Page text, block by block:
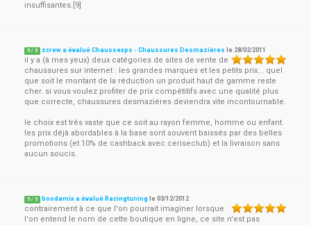
insuffisantes.[9]
5 / 5 zcrew a évalué Chaussexpo - Chaussures Desmazières le 28/02/2011
il y a (à mes yeux) deux catégories de sites de vente de
chaussures sur internet : les grandes marques et les petits prix... quel
que soit le montant de la réduction un produit haut de gamme reste
cher. si vous voulez profiter de prix compétitifs avec une qualité plus
que correcte, chaussures desmazières deviendra vite incontournable.
le choix est très vaste que ce soit au rayon femme, homme ou enfant.
les prix déjà abordables à la base sont souvent baissés par des belles
promotions (et 10% de cashback avec ceriseclub) et la livraison sans
aucun soucis.
5 / 5 boodamix a évalué Racingtuning le03/12/2012
contrairement à ce que l'on pourrait imaginer lorsque
l'on entend le nom de cette boutique en ligne, ce site n'est pas